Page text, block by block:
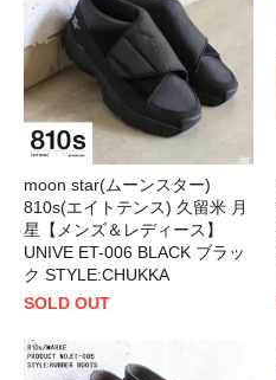
moon star(ムーンスター)
810s(エイトテンス) 久留米 月
星【メンズ＆レディース】
UNIVE ET-006 BLACK ブラッ
ク STYLE:CHUKKA
SOLD OUT